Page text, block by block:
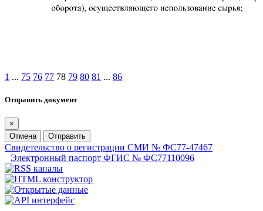
1 ... 75 76 77 78 79 80 81 ... 86
Отправить документ
×
Отмена
Отправить
Свидетельство о регистрации СМИ № ФС77-47467
Электронный паспорт ФГИС № ФС77110096